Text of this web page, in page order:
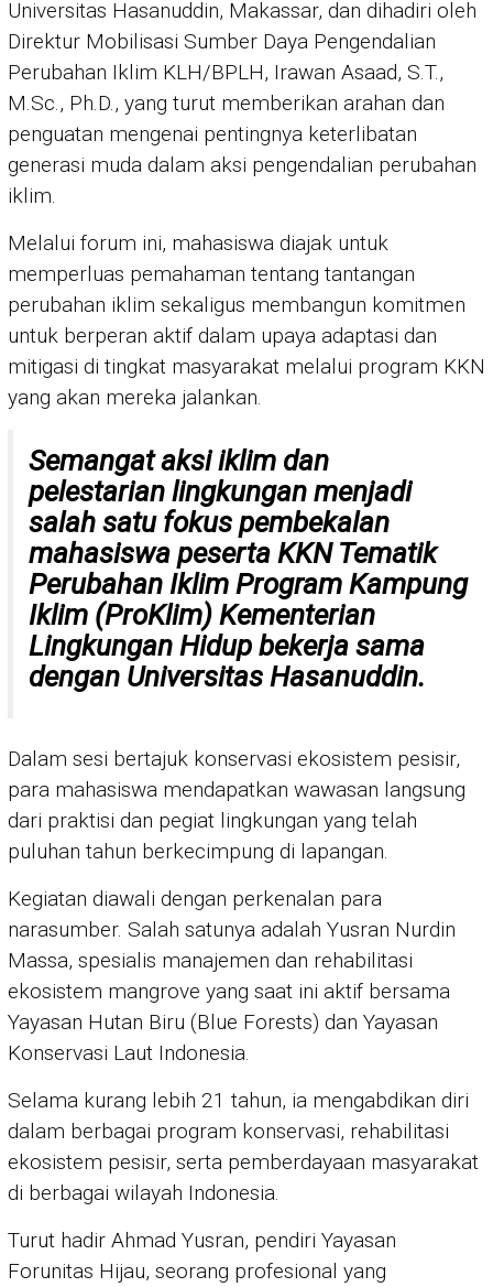
Universitas Hasanuddin, Makassar, dan dihadiri oleh
Direktur Mobilisasi Sumber Daya Pengendalian
Perubahan Iklim KLH/BPLH, Irawan Asaad, S.T.,
M.Sc., Ph.D., yang turut memberikan arahan dan
penguatan mengenai pentingnya keterlibatan
generasi muda dalam aksi pengendalian perubahan
iklim.
Melalui forum ini, mahasiswa diajak untuk
memperluas pemahaman tentang tantangan
perubahan iklim sekaligus membangun komitmen
untuk berperan aktif dalam upaya adaptasi dan
mitigasi di tingkat masyarakat melalui program KKN
yang akan mereka jalankan.
Semangat aksi iklim dan
pelestarian lingkungan menjadi
salah satu fokus pembekalan
mahasiswa peserta KKN Tematik
Perubahan Iklim Program Kampung
Iklim (ProKlim) Kementerian
Lingkungan Hidup bekerja sama
dengan Universitas Hasanuddin.
Dalam sesi bertajuk konservasi ekosistem pesisir,
para mahasiswa mendapatkan wawasan langsung
dari praktisi dan pegiat lingkungan yang telah
puluhan tahun berkecimpung di lapangan.
Kegiatan diawali dengan perkenalan para
narasumber. Salah satunya adalah Yusran Nurdin
Massa, spesialis manajemen dan rehabilitasi
ekosistem mangrove yang saat ini aktif bersama
Yayasan Hutan Biru (Blue Forests) dan Yayasan
Konservasi Laut Indonesia.
Selama kurang lebih 21 tahun, ia mengabdikan diri
dalam berbagai program konservasi, rehabilitasi
ekosistem pesisir, serta pemberdayaan masyarakat
di berbagai wilayah Indonesia.
Turut hadir Ahmad Yusran, pendiri Yayasan
Forunitas Hijau, seorang profesional yang